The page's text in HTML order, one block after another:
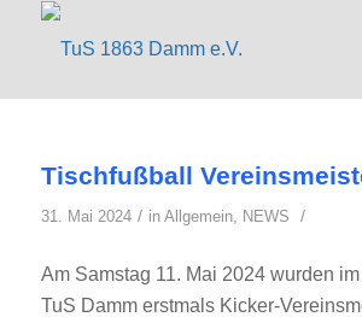
Tischfußball
31. Mai 2024 / in Allgemein, NEWS /
Am Samstag 11. Mai 2024 wurden
TuS Damm erstmals Kicker-